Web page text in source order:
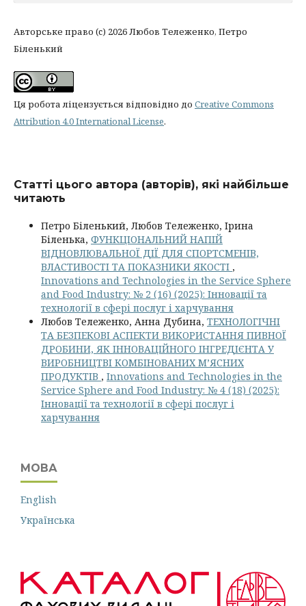
Авторське право (c) 2026 Любов Тележенко, Петро
Біленький
Ця робота ліцензується відповідно до Creative Commons
Attribution 4.0 International License.
Статті цього автора (авторів), які найбільше
читають
Петро Біленький, Любов Тележенко, Ірина
Біленька, ФУНКЦІОНАЛЬНИЙ НАПІЙ
ВІДНОВЛЮВАЛЬНОЇ ДІЇ ДЛЯ СПОРТСМЕНІВ,
ВЛАСТИВОСТІ ТА ПОКАЗНИКИ ЯКОСТІ ,
Innovations and Technologies in the Service Sphere
and Food Industry: № 2 (16) (2025): Інновації та
технології в сфері послуг і харчування
Любов Тележенко, Анна Дубина, ТЕХНОЛОГІЧНІ
ТА БЕЗПЕКОВІ АСПЕКТИ ВИКОРИСТАННЯ ПИВНОЇ
ДРОБИНИ, ЯК ІННОВАЦІЙНОГО ІНГРЕДІЄНТА У
ВИРОБНИЦТВІ КОМБІНОВАНИХ М’ЯСНИХ
ПРОДУКТІВ , Innovations and Technologies in the
Service Sphere and Food Industry: № 4 (18) (2025):
Інновації та технології в сфері послуг і
харчування
МОВА
English
Українська